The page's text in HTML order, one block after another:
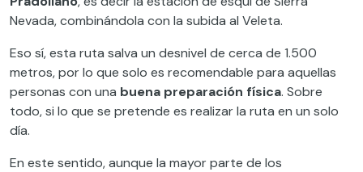
Nevada, combinándola con la subida al Veleta.
Eso sí, esta ruta salva un desnivel de cerca de 1.500
metros, por lo que solo es recomendable para aquellas
personas con una buena preparación física. Sobre
todo, si lo que se pretende es realizar la ruta en un solo
día.
En este sentido, aunque la mayor parte de los